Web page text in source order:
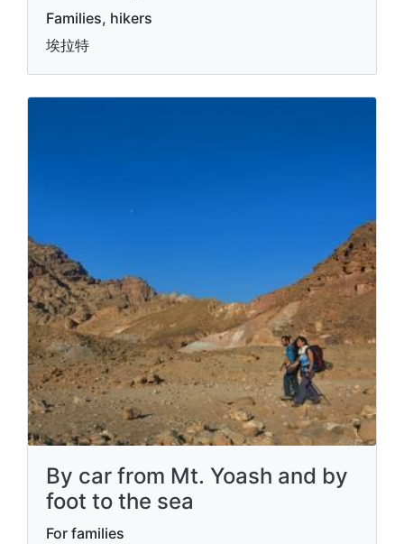
Families, hikers
埃拉特
By car from Mt. Yoash and by
foot to the sea
For families